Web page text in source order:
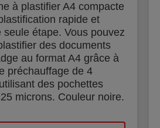
à plastifier A4 compacte
rapide et
seule étape. Vous pouvez
des documents
au format A4 grâce à
préchauffage de 4
des pochettes
microns. Couleur noire.